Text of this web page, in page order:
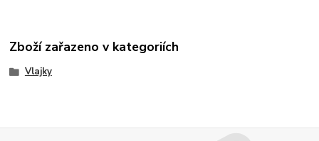
Zboží zařazeno v kategoriích
Vlajky